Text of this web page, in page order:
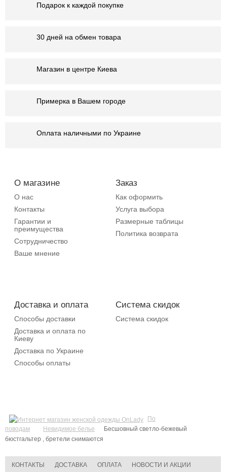
Подарок к каждой покупке
30 дней на обмен товара
Магазин в центре Киева
Примерка в Вашем городе
Оплата наличными по Украине
О магазине
О нас
Контакты
Гарантии и
преимущества
Сотрудничество
Ваше мнение
Заказ
Как оформить
Услуга выбора
Размерные таблицы
Политика возврата
Доставка и оплата
Способы доставки
Доставка и оплата по
Киеву
Доставка по Украине
Способы оплаты
Система скидок
Система скидок
По
поводам
Невидимое белье
Бесшовный светло-бежевый
бюстгальтер , бретели снимаются
КОНТАКТЫ ДОСТАВКА ОПЛАТА НОВОСТИ И АКЦИИ